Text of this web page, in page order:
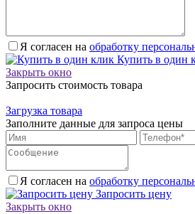
Я согласен на обработку
Купить в один
Закрыть окно
Запросить стоимость товара
Загрузка товара
Заполните данные для запроса цены
Я согласен на обработку
Запросить цену
Закрыть окно